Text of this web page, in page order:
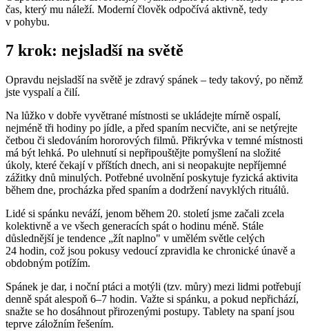
čas, který mu náleží. Moderní člověk odpočívá aktivně, tedy
v pohybu.
7 krok: nejsladší na světě
Opravdu nejsladší na světě je zdravý spánek – tedy takový, po němž
jste vyspalí a čilí.
Na lůžko v dobře vyvětrané místnosti se ukládejte mírně ospalí,
nejméně tři hodiny po jídle, a před spaním necvičte, ani se netýrejte
četbou či sledováním hororových filmů. Přikrývka v temné místnosti
má být lehká. Po ulehnutí si nepřipouštějte pomyšlení na složité
úkoly, které čekají v příštích dnech, ani si neopakujte nepříjemné
zážitky dnů minulých. Potřebné uvolnění poskytuje fyzická aktivita
během dne, procházka před spaním a dodržení navyklých rituálů.
Lidé si spánku neváží, jenom během 20. století jsme začali zcela
kolektivně a ve všech generacích spát o hodinu méně. Stále
důslednější je tendence „žít naplno" v umělém světle celých
24 hodin, což jsou pokusy vedoucí zpravidla ke chronické únavě a
obdobným potížím.
Spánek je dar, i noční ptáci a motýli (tzv. můry) mezi lidmi potřebují
denně spát alespoň 6–7 hodin. Važte si spánku, a pokud nepřichází,
snažte se ho dosáhnout přirozenými postupy. Tablety na spaní jsou
teprve záložním řešením.